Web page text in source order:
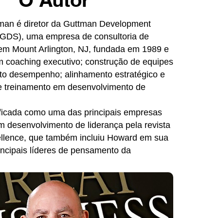
é diretor da Guttman Development
uma empresa de consultoria de
Mount Arlington, NJ, fundada em 1989 e
coaching executivo; construção de equipes
desempenho; alinhamento estratégico e
treinamento em desenvolvimento de
como uma das principais empresas
desenvolvimento de liderança pela revista
que também incluiu Howard em sua
líderes de pensamento da